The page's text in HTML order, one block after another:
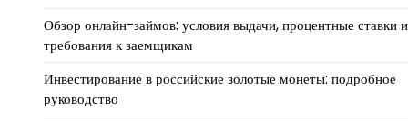
Обзор онлайн-займов: условия выдачи, процентные ставки и
требования к заемщикам
Инвестирование в российские золотые монеты: подробное
руководство